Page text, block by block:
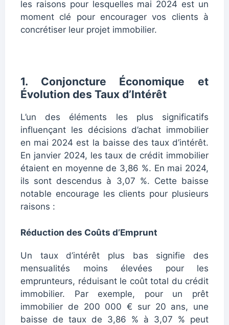
les raisons pour lesquelles mai 2024 est un
moment clé pour encourager vos clients à
concrétiser leur projet immobilier.
1. Conjoncture Économique et
Évolution des Taux d’Intérêt
L’un des éléments les plus significatifs
influençant les décisions d’achat immobilier
en mai 2024 est la baisse des taux d’intérêt.
En janvier 2024, les taux de crédit immobilier
étaient en moyenne de 3,86 %. En mai 2024,
ils sont descendus à 3,07 %. Cette baisse
notable encourage les clients pour plusieurs
raisons :
Réduction des Coûts d’Emprunt
Un taux d’intérêt plus bas signifie des
mensualités moins élevées pour les
emprunteurs, réduisant le coût total du crédit
immobilier. Par exemple, pour un prêt
immobilier de 200 000 € sur 20 ans, une
baisse de taux de 3,86 % à 3,07 % peut